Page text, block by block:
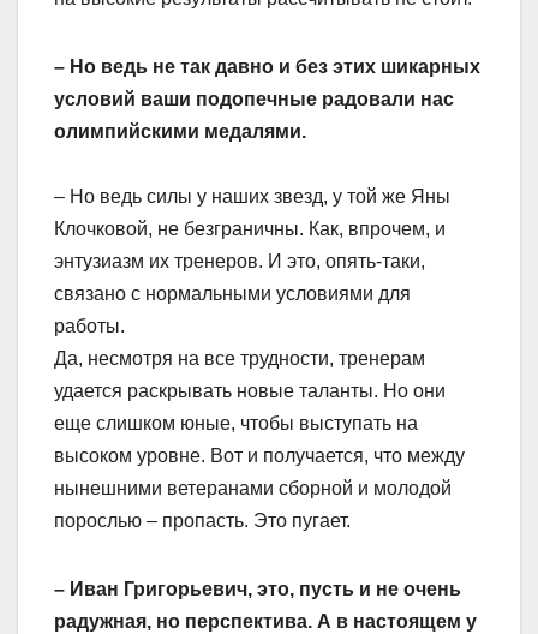
– Но ведь не так давно и без этих шикарных
условий ваши подопечные радовали нас
олимпийскими медалями.
– Но ведь силы у наших звезд, у той же Яны
Клочковой, не безграничны. Как, впрочем, и
энтузиазм их тренеров. И это, опять-таки,
связано с нормальными условиями для
работы.
Да, несмотря на все трудности, тренерам
удается раскрывать новые таланты. Но они
еще слишком юные, чтобы выступать на
высоком уровне. Вот и получается, что между
нынешними ветеранами сборной и молодой
порослью – пропасть. Это пугает.
– Иван Григорьевич, это, пусть и не очень
радужная, но перспектива. А в настоящем у